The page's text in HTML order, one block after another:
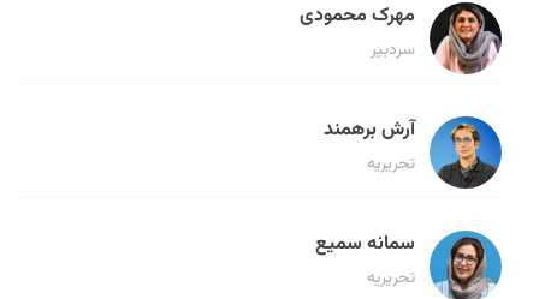
مهرک محمودی
سردبیر
آرش برهمند
تحریریه
سمانه سمیع
تحریریه